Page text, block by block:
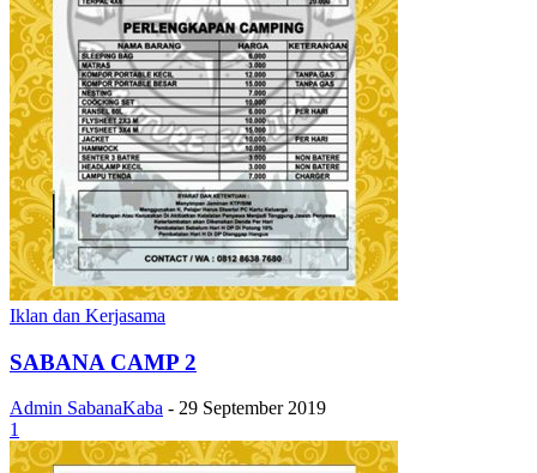
Iklan dan Kerjasama
SABANA CAMP 2
Admin SabanaKaba - 29 September 2019
1